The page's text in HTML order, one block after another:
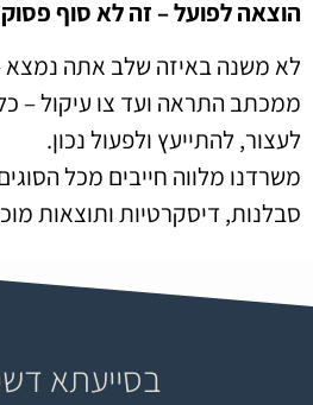
הוצאה לפועל – זה לא סוף פסוק
לא משנה באיזה שלב אתה נמצא
ממכתב התראה ועד צו עיקול –
לעצור, להתייעץ ולפעול נכון.
משרדנו מלווה חייבים מכל
סבלנות, דיסקרטיות ותוצאות
בסייעתא